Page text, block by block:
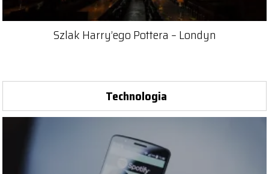
Szlak Harry’ego Pottera – Londyn
Technologia